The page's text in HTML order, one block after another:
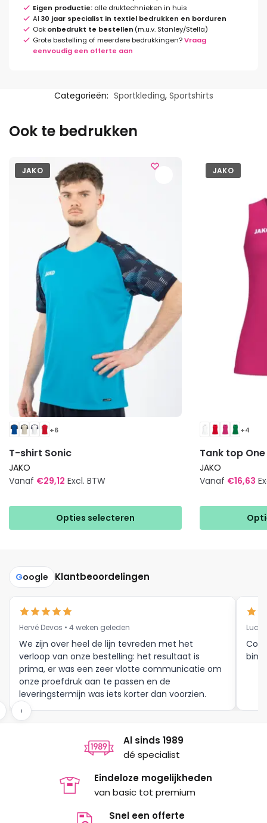
Eigen productie: alle druktechnieken in huis
Al 30 jaar specialist in textiel bedrukken en borduren
Ookonbedrukt te bestellen (m.u.v. Stanley/Stella)
Grote bestelling of meerdere bedrukkingen?Vraag
eenvoudig een offerte aan
Categorieën: Sportkleding, Sportshirts
Ook te bedrukken
JAKO
+6
T-shirt Sonic
JAKO
Vanaf €29,12 Excl. BTW
Opties selecteren
heeft
Deze
optie
kan
gekozen
worden
op
de
productpagina
JAKO
+4
Tank top
JAKO
Vanaf €16,63
heeft
kan
productpagina
Google Klantbeoordelingen
Hervé Devos • 4 weken geleden
We zijn over heel de lijn tevreden met het
verloop van onze bestelling: het resultaat is
prima, er was een zeer vlotte communicatie om
onze proefdruk aan te passen en de
leveringstermijn was iets korter dan voorzien.
Meer moet dat niet zijn.
Luc
‹
Al sinds 1989
dé specialist
Eindeloze mogelijkheden
van basic tot premium
Snel een offerte